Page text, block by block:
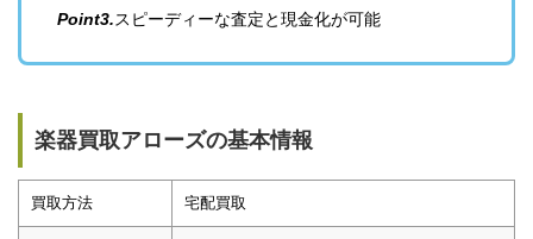
Point3.スピーディーな査定と現金化が可能
楽器買取アローズの基本情報
買取方法 宅配買取